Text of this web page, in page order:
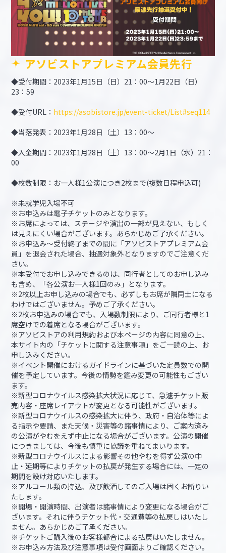
アソビストアプレミアム会員先行
◆受付期間：2023年1月15日（日）21：00～1月22日（日）
23：59
◆受付URL： https://asobistore.jp/event-ticket/List#seq114
◆当落発表：2023年1月28日（土）13：00～
◆入金期間：2023年1月28日（土）13：00～2月1日（水）21：
00
◆枚数制限：お一人様1公演につき2枚まで(複数日程申込可)
※未就学児入場不可
※お申込みは電子チケットのみとなります。
※お席によっては、ステージや演出の一部が見えない、もしく
は見えにくい場合がございます。あらかじめご了承ください。
※お申込み～受付終了までの間に「アソビストアプレミアム会
員」を退会された場合、抽選対象外となりますのでご注意くだ
さい。
※本受付でお申し込みできるのは、同行者としてのお申し込み
も含め、「各公演お一人様1回のみ」となります。
※2枚以上お申し込みの場合でも、必ずしもお席が隣同士になる
わけではございません。予めご了承ください。
※2枚お申込みの場合でも、入場数制限により、ご同行者様と1
席空けでの着席となる場合がございます。
※アソビストアの利用規約および本ページの内容に同意の上、
本サイト内の「チケットに関する注意事項」をご一読の上、お
申し込みください。
※イベント開催におけるガイドラインに基づいた定員数での開
催を予定しています。今後の情勢を鑑み変更の可能性もござい
ます。
※新型コロナウイルス感染拡大状況に応じて、急遽チケット販
売内容・座席レイアウトが変更となる可能性がございます。
※新型コロナウイルスの感染拡大に伴う、政府・自治体等によ
る指示や要請、また天候・災害等の諸事情により、ご案内済み
の公演がやむをえず中止になる場合がございます。公演の開催
につきましては、今後も慎重に協議を重ねてまいります。
※新型コロナウイルスによる影響その他やむを得ず公演の中
止・延期等によりチケットの払戻が発生する場合には、一定の
期間を設け対応いたします。
※アルコール類の持込、及び飲酒してのご入場は固くお断りい
たします。
※開場・開演時間、出演者は諸事情により変更になる場合がご
ざいます。それに伴うチケット代・交通費等の払戻しはいたし
ません。あらかじめご了承ください。
※チケットご購入後のお客様都合による払戻はいたしません。
※お申込み方法及び注意事項は受付画面よりご確認ください。